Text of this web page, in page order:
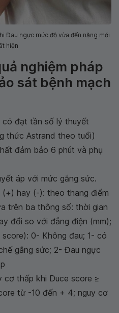
Đau ngực mức độ vừa đến nặng mới
hiện
nghiệm pháp
sát bệnh mạch
có đạt tần số lý thuyết
thức Astrand theo tuổi)
đảm bảo 6 phút và phụ
áp với mức gắng sức.
(+) hay (-): theo thang điểm
trên ba thông số: thời gian
đổi so với đẳng điện (mm);
score): 0- Không đau; 1- có
gắng sức; 2- Đau ngực
cơ thấp khi Duce score ≥
từ -10 đến + 4; nguy cơ